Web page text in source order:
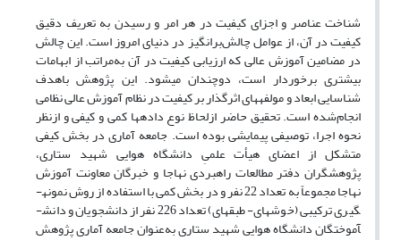
شناخت عناصر و اجزای کیفیت در هر امر و رسیدن به تعریف دقیق
کیفیت در آن، از عوامل چالش‌برانگیز در دنیای امروز است. این چالش
در مضامین آموزش عالی که ارزیابی کیفیت در آن به‌مراتب از ابهامات
بیشتری برخوردار است، دوچندان می­شود. این پژوهش باهدف
شناسایی ابعاد و مولفه­های اثرگذار بر کیفیت در نظام آموزش عالی نظامی
انجام‌شده است. تحقیق حاضر ازلحاظ نوع داده­ها کمی و کیفی و ازنظر
نحوه اجرا، توصیفی پیمایشی بوده است. جامعه آماری در بخش کیفی
متشکل از اعضای هیأت علمیِ دانشگاه هوایی شهید ستاری،
پژوهشگران دفتر مطالعات راهبردی نهاجا و خبرگان معاونت آموزش
نهاجا مجموعاً به تعداد 22 نفر و در بخش کمی با استفاده از روش نمونه­
گیری ترکیبی (خوشه­ای- طبقه­ای) تعداد 226 نفر از دانشجویان و دانش­
آموختگان دانشگاه هوایی شهید ستاری به‌عنوان جامعه آماری پژوهش